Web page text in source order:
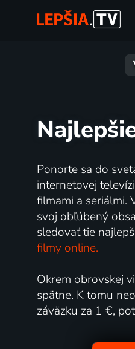
Ponorte sa do
internetovej
filmami a seriálmi.
svoj obľúbený
sledovať tie
filmy online.
Okrem obrovskej
spätne. K tomu
záväzku za 1 €,